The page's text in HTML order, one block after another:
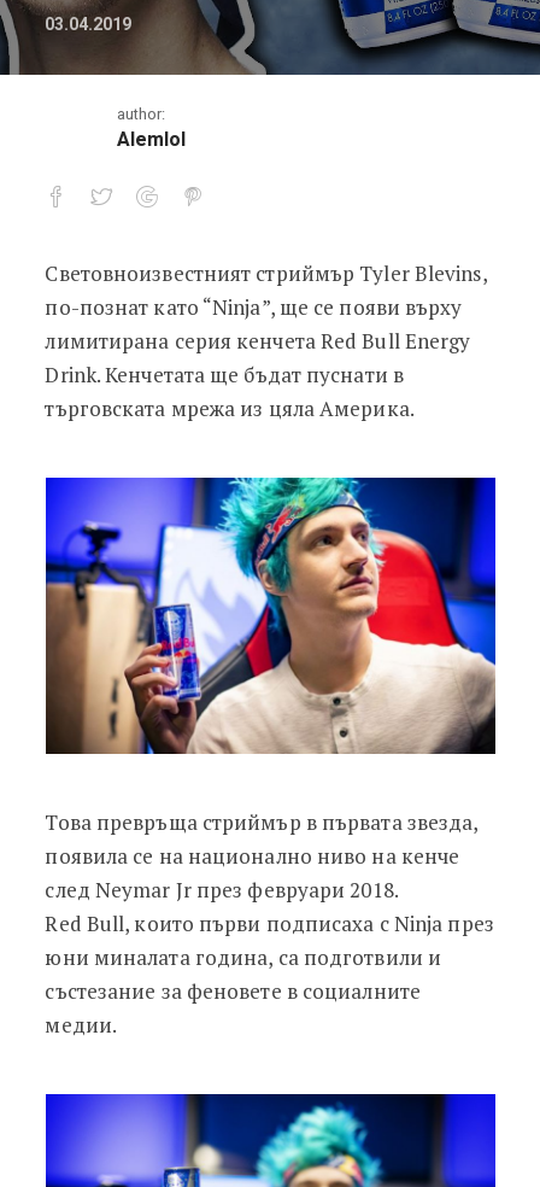
03.04.2019
author:
Alemlol
Ninja се появява върху Red Bull
Световноизвестният стриймър Tyler Blevins,
по-познат като “Ninja”, ще се появи върху
лимитирана серия кенчета Red Bull Energy
Drink. Кенчетата ще бъдат пуснати в
търговската мрежа из цяла Америка.
Това превръща стриймър в първата звезда,
появила се на национално ниво на кенче
след Neymar Jr през февруари 2018.
Red Bull, които първи подписаха с Ninja през
юни миналата година, са подготвили и
състезание за феновете в социалните
медии.